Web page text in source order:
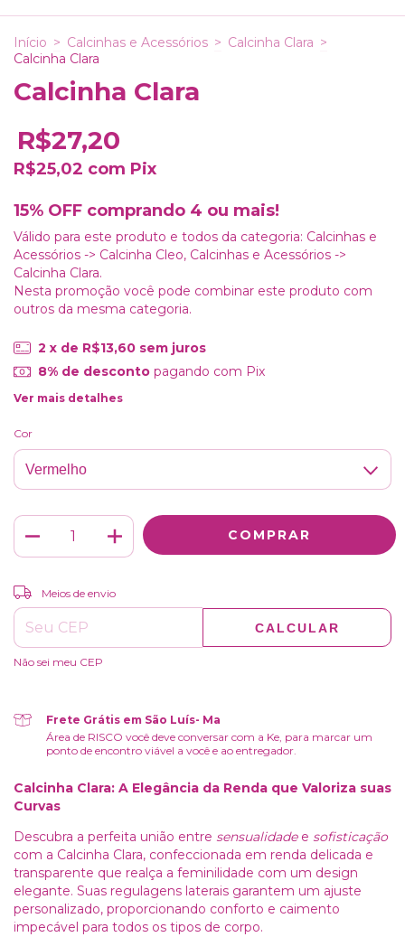
Início > Calcinhas e Acessórios > Calcinha Clara >
Calcinha Clara
Calcinha Clara
R$27,20
R$25,02 com Pix
15% OFF comprando 4 ou mais!
Válido para este produto e todos da categoria: Calcinhas e
Acessórios -> Calcinha Cleo, Calcinhas e Acessórios ->
Calcinha Clara.
Nesta promoção você pode combinar este produto com
outros da mesma categoria.
2 x de R$13,60 sem juros
8% de descontopagando com Pix
Ver mais detalhes
Cor
Entregas para o CEP:
Meios de envio
CALCULAR
Não sei meu CEP
Frete Grátis em São Luís- Ma
Área de RISCO você deve conversar com a Ke, para marcar um
ponto de encontro viável a você e ao entregador.
Calcinha Clara: A Elegância da Renda que Valoriza suas
Curvas
Descubra a perfeita união entre sensualidadee sofisticação
com a Calcinha Clara, confeccionada em renda delicada e
transparente que realça a feminilidade com um design
elegante. Suas regulagens laterais garantem um ajuste
personalizado, proporcionando conforto e caimento
impecável para todos os tipos de corpo.